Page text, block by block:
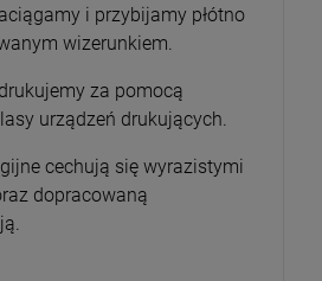
i przybijamy płótno
wizerunkiem.
za pomocą
urządzeń drukujących.
cechują się wyrazistymi
dopracowaną